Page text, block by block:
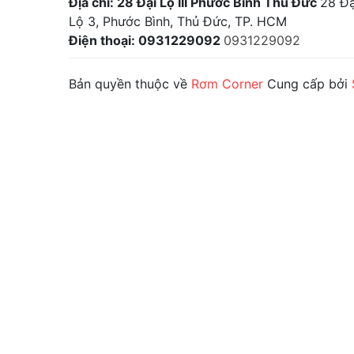
Lộ 3, Phước Bình, Thủ Đức, TP. HCM
Điện thoại: 0931229092 0931229092
Bản quyền thuộc về Rơm Corner Cung cấp bởi